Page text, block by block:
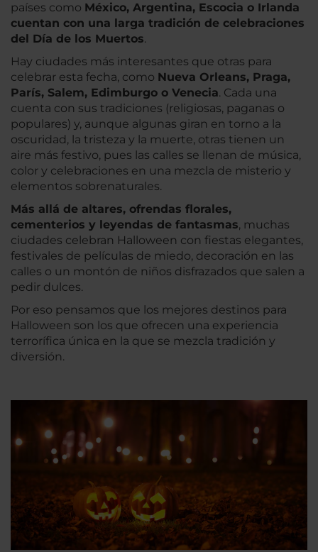
países como México, Argentina, Escocia o Irlanda
cuentan con una larga tradición de celebraciones
del Día de los Muertos.
Hay ciudades más interesantes que otras para
celebrar esta fecha, como Nueva Orleans, Praga,
París, Salem, Edimburgo o Venecia. Cada una
cuenta con sus tradiciones (religiosas, paganas o
populares) y, aunque algunas giran en torno a la
oscuridad, la tristeza y la muerte, otras tienen un
aire más festivo, pues las calles se llenan de música,
color y celebraciones en una mezcla de misterio y
elementos sobrenaturales.
Más allá de altares, ofrendas florales,
cementerios y leyendas de fantasmas, muchas
ciudades celebran Halloween con fiestas elegantes,
festivales de películas de miedo, decoración en las
calles o un montón de niños disfrazados que salen a
pedir dulces.
Por eso pensamos que los mejores destinos para
Halloween son los que ofrecen una experiencia
terrorífica única en la que se mezcla tradición y
diversión.